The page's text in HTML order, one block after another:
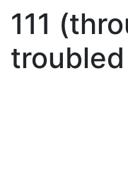
111